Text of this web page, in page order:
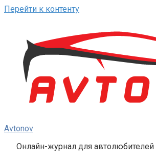
Перейти к контенту
Avtonov
Онлайн-журнал для автолюбителей